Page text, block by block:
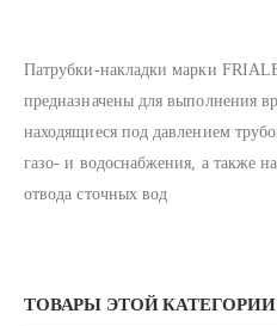
Патрубки-накладки марки
предназначены для выполнения
находящиеся под давлением
газо- и водоснабжения, а также
отвода сточных вод
ТОВАРЫ ЭТОЙ КАТЕГОРИИ